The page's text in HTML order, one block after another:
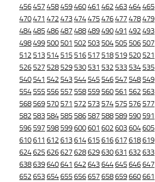
456457458459460461 462463464465
470471 472473474475476477478479
484485486487488489490491 492493
498499 500 501 502 503 504 505 506 507
512 513 514 515 516 517 518 519 520 521
526 527 528 529 530 531 532 533 534 535
540 541 542 543 544 545 546 547 548 549
554 555 556 557 558 559 560 561 562 563
568 569 570 571 572 573 574 575 576 577
582 583 584 585 586 587 588 589 590 591
596 597 598 599600601 602603604605
610611 612613614615616617618619
624625626627628629630631 632633
638639640641 642643644645646647
652653654655656657658659660661